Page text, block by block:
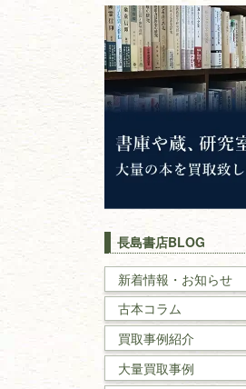
心理学・倫理学
仏教書
神道・神社仏閣
イスラム教
キリスト教
戦記・戦史
国文学・
理工書
長島書店BLOG
新着情報・お知らせ
古本コラム
買取事例紹介
大量買取事例